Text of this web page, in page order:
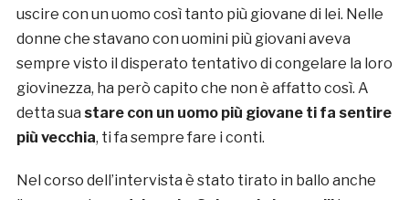
uscire con un uomo così tanto più giovane di lei. Nelle
donne che stavano con uomini più giovani aveva
sempre visto il disperato tentativo di congelare la loro
giovinezza, ha però capito che non è affatto così. A
detta sua stare con un uomo più giovane ti fa sentire
più vecchia, ti fa sempre fare i conti.
Nel corso dell’intervista è stato tirato in ballo anche